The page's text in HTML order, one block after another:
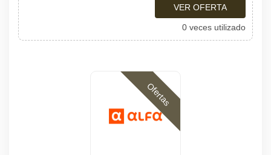
VER OFERTA
0 veces utilizado
Ofertas